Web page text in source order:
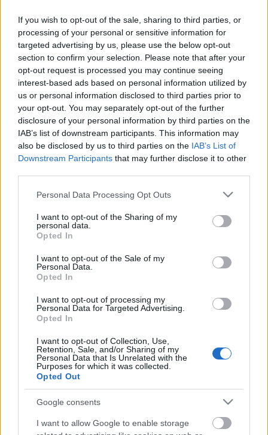
If you wish to opt-out of the sale, sharing to third parties, or
processing of your personal or sensitive information for
targeted advertising by us, please use the below opt-out
section to confirm your selection. Please note that after your
opt-out request is processed you may continue seeing
interest-based ads based on personal information utilized by
us or personal information disclosed to third parties prior to
your opt-out. You may separately opt-out of the further
disclosure of your personal information by third parties on the
IAB’s list of downstream participants. This information may
also be disclosed by us to third parties on the IAB’s List of
Downstream Participants that may further disclose it to other
Please note that this website/app uses one or more Google
not limited to your visit or usage behaviour. You may click to
grant or deny consent to Google and its third-party tags to
use your data for below specified purposes in below Google
consent section.
Personal Data Processing Opt Outs
I want to opt-out of the Sharing of my
personal data.
Opted In
I want to opt-out of the Sale of my
Personal Data.
Opted In
I want to opt-out of processing my
Personal Data for Targeted Advertising.
Opted In
I want to opt-out of Collection, Use,
Retention, Sale, and/or Sharing of my
Personal Data that Is Unrelated with the
Purposes for which it was collected.
Opted Out
Google consents
I want to allow Google to enable storage
Kálmán tanítványa volt. Három évvel ezelőtt
Londonban Julian Joseph, a brit jazzegenda
mutatta be őt a közönségnek. Tavaly és idén
is a montreux-i jazz-zongoraverseny
döntőjébe jutott szóló kategóriában.
Zene
AZ EMBERSÉG ÜNNEPE